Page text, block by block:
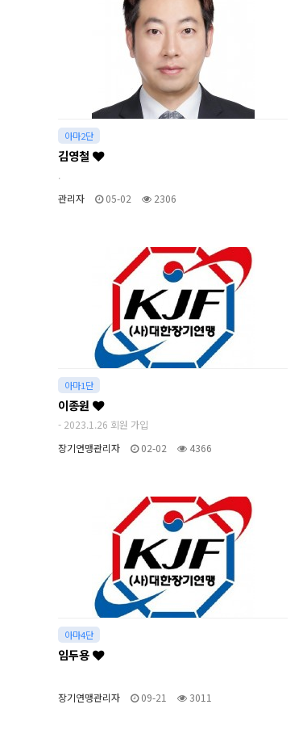
아마2단
김영철
.
관리자
05-02 2306
아마1단
이종원
- 2023.1.26 회원 가입
장기연맹관리자
02-02 4366
아마4단
임두용
장기연맹관리자 09-21 3011